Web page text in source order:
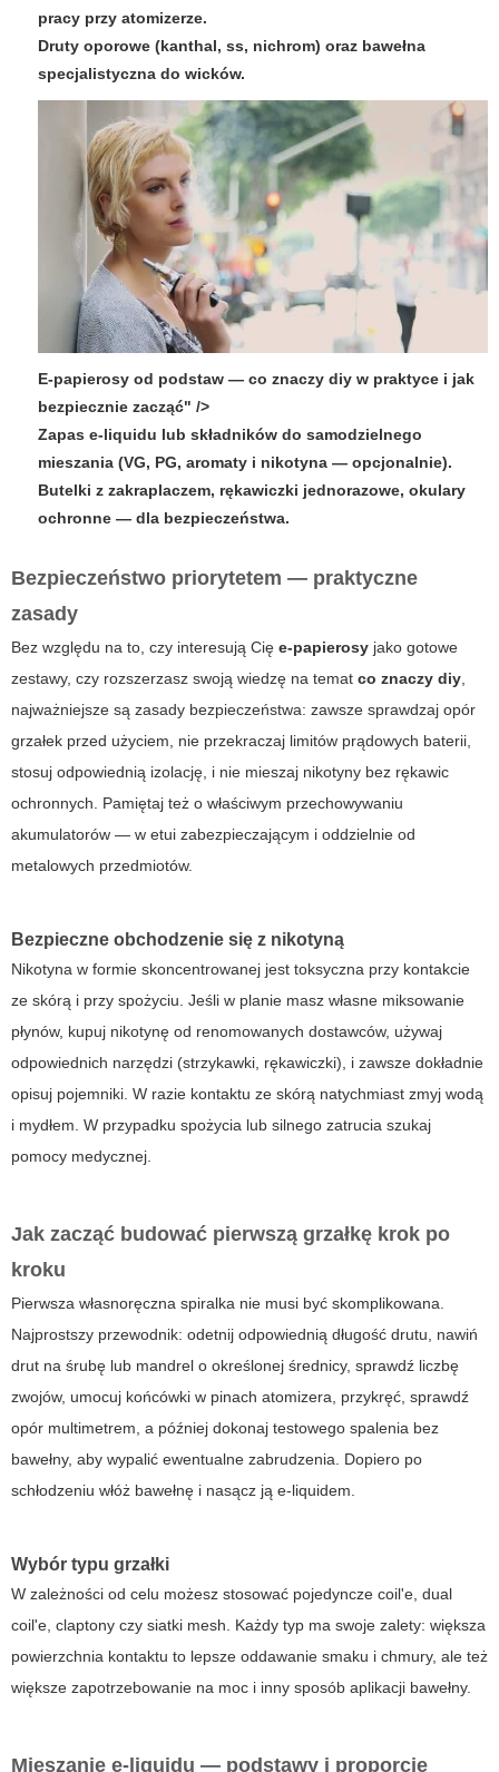
pracy przy atomizerze.
Druty oporowe (kanthal, ss, nichrom) oraz bawełna
specjalistyczna do wicków.
E-papierosy od podstaw — co znaczy diy w praktyce i jak
bezpiecznie zacząć" />
Zapas e-liquidu lub składników do samodzielnego
mieszania (VG, PG, aromaty i nikotyna — opcjonalnie).
Butelki z zakraplaczem, rękawiczki jednorazowe, okulary
ochronne — dla bezpieczeństwa.
Bezpieczeństwo priorytetem — praktyczne
zasady
Bez względu na to, czy interesują Cię e-papierosy jako gotowe
zestawy, czy rozszerzasz swoją wiedzę na temat co znaczy diy
najważniejsze są zasady bezpieczeństwa: zawsze sprawdzaj opór
grzałek przed użyciem, nie przekraczaj limitów prądowych baterii,
stosuj odpowiednią izolację, i nie mieszaj nikotyny bez rękawic
ochronnych. Pamiętaj też o właściwym przechowywaniu
akumulatorów — w etui zabezpieczającym i oddzielnie od
metalowych przedmiotów.
Bezpieczne obchodzenie się z nikotyną
Nikotyna w formie skoncentrowanej jest toksyczna przy kontakcie
ze skórą i przy spożyciu. Jeśli w planie masz własne miksowanie
płynów, kupuj nikotynę od renomowanych dostawców, używaj
odpowiednich narzędzi (strzykawki, rękawiczki), i zawsze dokładnie
opisuj pojemniki. W razie kontaktu ze skórą natychmiast zmyj wodą
i mydłem. W przypadku spożycia lub silnego zatrucia szukaj
pomocy medycznej.
Jak zacząć budować pierwszą grzałkę krok po
kroku
Pierwsza własnoręczna spiralka nie musi być skomplikowana.
Najprostszy przewodnik: odetnij odpowiednią długość drutu, nawiń
drut na śrubę lub mandrel o określonej średnicy, sprawdź liczbę
zwojów, umocuj końcówki w pinach atomizera, przykręć, sprawdź
opór multimetrem, a później dokonaj testowego spalenia bez
bawełny, aby wypalić ewentualne zabrudzenia. Dopiero po
schłodzeniu włóż bawełnę i nasącz ją e-liquidem.
Wybór typu grzałki
W zależności od celu możesz stosować pojedyncze coil'e, dual
coil'e, claptony czy siatki mesh. Każdy typ ma swoje zalety: większa
powierzchnia kontaktu to lepsze oddawanie smaku i chmury, ale też
większe zapotrzebowanie na moc i inny sposób aplikacji bawełny.
Mieszanie e-liquidu — podstawy i proporcje